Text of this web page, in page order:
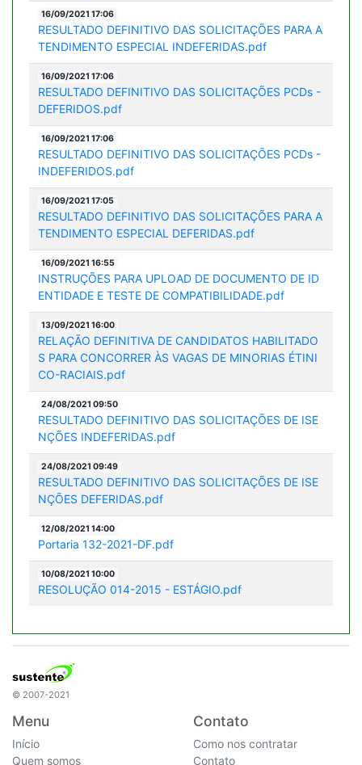
16/09/2021 17:06
RESULTADO DEFINITIVO DAS SOLICITAÇÕES PARA A
TENDIMENTO ESPECIAL INDEFERIDAS.pdf
16/09/2021 17:06
RESULTADO DEFINITIVO DAS SOLICITAÇÕES PCDs -
DEFERIDOS.pdf
16/09/2021 17:06
RESULTADO DEFINITIVO DAS SOLICITAÇÕES PCDs -
INDEFERIDOS.pdf
16/09/2021 17:05
RESULTADO DEFINITIVO DAS SOLICITAÇÕES PARA A
TENDIMENTO ESPECIAL DEFERIDAS.pdf
16/09/2021 16:55
INSTRUÇÕES PARA UPLOAD DE DOCUMENTO DE ID
ENTIDADE E TESTE DE COMPATIBILIDADE.pdf
13/09/2021 16:00
RELAÇÃO DEFINITIVA DE CANDIDATOS HABILITADO
S PARA CONCORRER ÀS VAGAS DE MINORIAS ÉTINI
CO-RACIAIS.pdf
24/08/2021 09:50
RESULTADO DEFINITIVO DAS SOLICITAÇÕES DE ISE
NÇÕES INDEFERIDAS.pdf
24/08/2021 09:49
RESULTADO DEFINITIVO DAS SOLICITAÇÕES DE ISE
NÇÕES DEFERIDAS.pdf
12/08/2021 14:00
Portaria 132-2021-DF.pdf
10/08/2021 10:00
RESOLUÇÃO 014-2015 - ESTÁGIO.pdf
© 2007-2021
Menu
Início
Quem somos
Contato
Como nos contratar
Contato